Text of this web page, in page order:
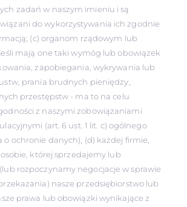
zadań w naszym imieniu i są
do wykorzystywania ich zgodnie
(c) organom rządowym lub
mają one taki wymóg lub obowiązek
zapobiegania, wykrywania lub
prania brudnych pieniędzy,
przestępstw - ma to na celu
z naszymi zobowiązaniami
(art. 6 ust. 1 lit. c) ogólnego
o ochronie danych), (d) każdej firmie,
której sprzedajemy lub
rozpoczynamy negocjacje w sprawie
nasze przedsiębiorstwo lub
prawa lub obowiązki wynikające z